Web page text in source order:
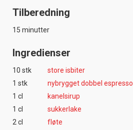
Tilberedning
15 minutter
Ingredienser
10 stk
store isbiter
1 stk
nybrygget dobbel espresso
1 cl
kanelsirup
1 cl
sukkerlake
2 cl
fløte